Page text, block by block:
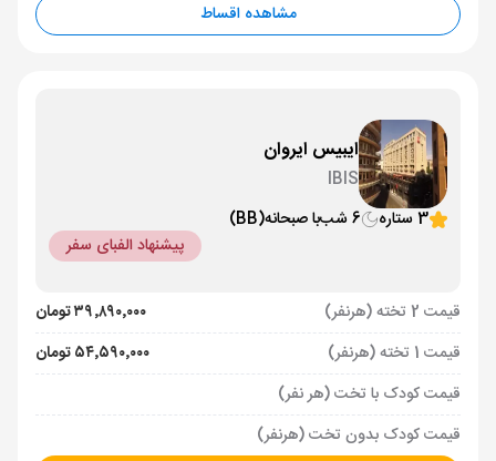
مشاهده اقساط
ایبیس ایروان
IBIS
3 ستاره
6 شب با صبحانه(BB)
پیشنهاد الفبای سفر
قیمت 2 تخته (هرنفر)
۳۹٬۸۹۰٬۰۰۰ تومان
قیمت 1 تخته (هرنفر)
۵۴٬۵۹۰٬۰۰۰ تومان
قیمت کودک با تخت (هر نفر)
قیمت کودک بدون تخت (هرنفر)